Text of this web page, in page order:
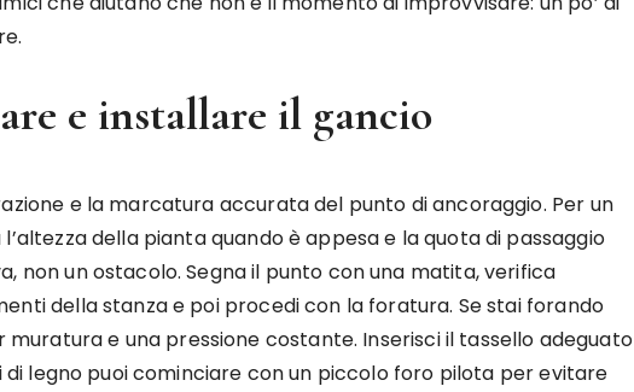
e installare il gancio
e la marcatura accurata del punto di ancoraggio. Per un
della pianta quando è appesa e la quota di passaggio
non un ostacolo. Segna il punto con una matita, verifica
della stanza e poi procedi con la foratura. Se stai forando
e una pressione costante. Inserisci il tassello adeguato
di legno puoi cominciare con un piccolo foro pilota per evitare